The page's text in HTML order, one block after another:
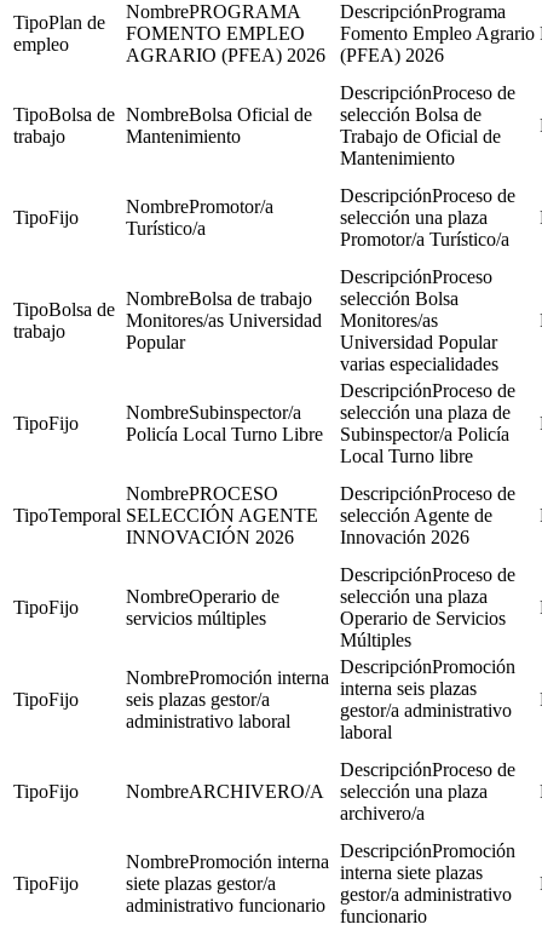
Plan de
empleo
PROGRAMA
FOMENTO EMPLEO
AGRARIO (PFEA) 2026
Programa
Fomento Empleo Agrario
(PFEA) 2026
Bolsa de
trabajo
Bolsa Oficial de
Mantenimiento
Proceso de
selección Bolsa de
Trabajo de Oficial de
Mantenimiento
Fijo
Promotor/a
Turístico/a
Proceso de
selección una plaza
Promotor/a Turístico/a
Bolsa de
trabajo
Bolsa de trabajo
Monitores/as Universidad
Popular
Proceso
selección Bolsa
Monitores/as
Universidad Popular
varias especialidades
Fijo
Subinspector/a
Policía Local Turno Libre
Proceso de
selección una plaza de
Subinspector/a Policía
Local Turno libre
Temporal
PROCESO
SELECCIÓN AGENTE
INNOVACIÓN 2026
Proceso de
selección Agente de
Innovación 2026
Fijo
Operario de
servicios múltiples
Proceso de
selección una plaza
Operario de Servicios
Múltiples
Fijo
Promoción interna
seis plazas gestor/a
administrativo laboral
Promoción
interna seis plazas
gestor/a administrativo
laboral
Fijo ARCHIVERO/A
Proceso de
selección una plaza
archivero/a
Fijo
Promoción interna
siete plazas gestor/a
administrativo funcionario
Promoción
interna siete plazas
gestor/a administrativo
funcionario